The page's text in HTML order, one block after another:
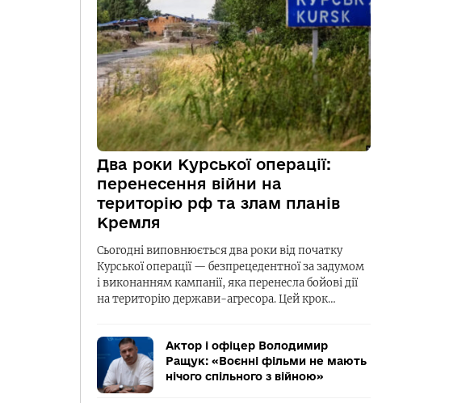
Два роки Курської операції:
перенесення війни на
територію рф та злам планів
Кремля
Сьогодні виповнюється два роки від початку
Курської операції — безпрецедентної за задумом
і виконанням кампанії, яка перенесла бойові дії
на територію держави-агресора. Цей крок…
Актор і офіцер Володимир
Ращук: «Воєнні фільми не мають
нічого спільного з війною»